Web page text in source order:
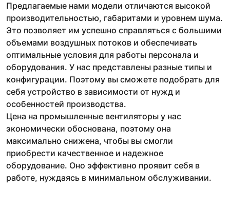
Предлагаемые нами модели отличаются высокой
производительностью, габаритами и уровнем шума.
Это позволяет им успешно справляться с большими
объемами воздушных потоков и обеспечивать
оптимальные условия для работы персонала и
оборудования. У нас представлены разные типы и
конфигурации. Поэтому вы сможете подобрать для
себя устройство в зависимости от нужд и
особенностей производства.
Цена на промышленные вентиляторы у нас
экономически обоснована, поэтому она
максимально снижена, чтобы вы смогли
приобрести качественное и надежное
оборудование. Оно эффективно проявит себя в
работе, нуждаясь в минимальном обслуживании.